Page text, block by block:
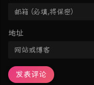
地址
发表评论